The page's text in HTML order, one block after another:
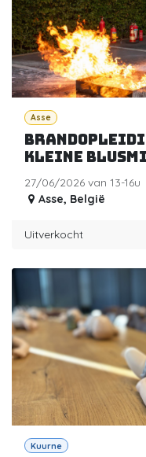
Asse
kleine
27/06/2026 van 13-16u
Asse, België
Uitverkocht
Kuurne